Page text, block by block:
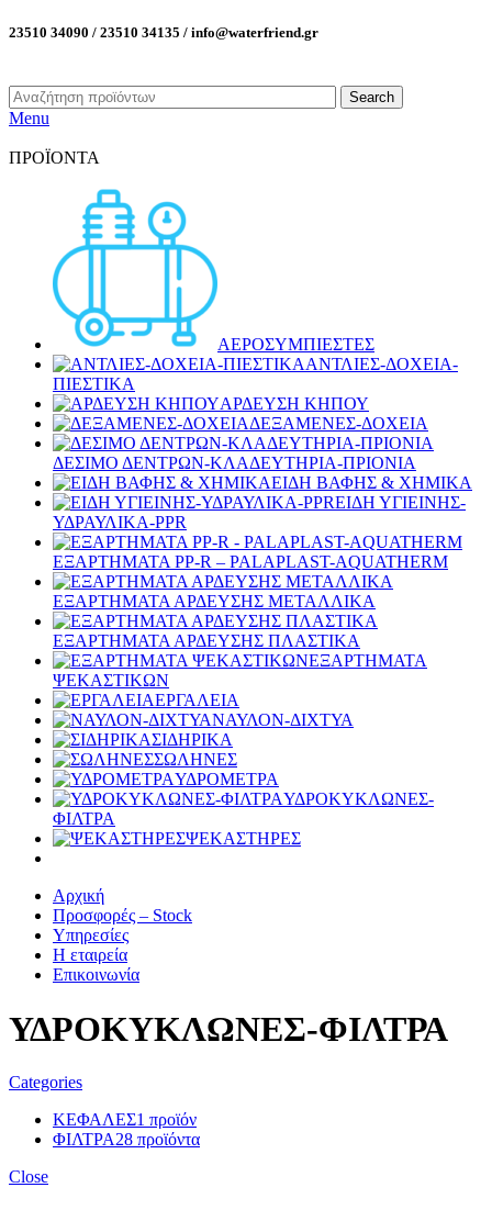
23510 34090 / 23510 34135 / info@waterfriend.gr
Search
Menu
ΠΡΟΪΟΝΤΑ
ΑΕΡΟΣΥΜΠΙΕΣΤΕΣ
ΑΝΤΛΙΕΣ-ΔΟΧΕΙΑ-
ΠΙΕΣΤΙΚΑ
ΑΡΔΕΥΣΗ ΚΗΠΟΥ
ΔΕΞΑΜΕΝΕΣ-ΔΟΧΕΙΑ
ΔΕΣΙΜΟ ΔΕΝΤΡΩΝ-ΚΛΑΔΕΥΤΗΡΙΑ-ΠΡΙΟΝΙΑ
ΕΙΔΗ ΒΑΦΗΣ & ΧΗΜΙΚΑ
ΕΙΔΗ ΥΓΙΕΙΝΗΣ-
ΥΔΡΑΥΛΙΚΑ-PPR
ΕΞΑΡΤΗΜΑΤΑ PP-R – PALAPLAST-AQUATHERM
ΕΞΑΡΤΗΜΑΤΑ ΑΡΔΕΥΣΗΣ ΜΕΤΑΛΛΙΚΑ
ΕΞΑΡΤΗΜΑΤΑ ΑΡΔΕΥΣΗΣ ΠΛΑΣΤΙΚΑ
ΕΞΑΡΤΗΜΑΤΑ
ΨΕΚΑΣΤΙΚΩΝ
ΕΡΓΑΛΕΙΑ
ΝΑΥΛΟΝ-ΔΙΧΤΥΑ
ΣΙΔΗΡΙΚΑ
ΣΩΛΗΝΕΣ
ΥΔΡΟΜΕΤΡΑ
ΥΔΡΟΚΥΚΛΩΝΕΣ-
ΦΙΛΤΡΑ
ΨΕΚΑΣΤΗΡΕΣ
Αρχική
Προσφορές – Stock
Υπηρεσίες
Η εταιρεία
Επικοινωνία
ΥΔΡΟΚΥΚΛΩΝΕΣ-ΦΙΛΤΡΑ
Categories
ΚΕΦΑΛΕΣ1 προϊόν
ΦΙΛΤΡΑ28 προϊόντα
Close